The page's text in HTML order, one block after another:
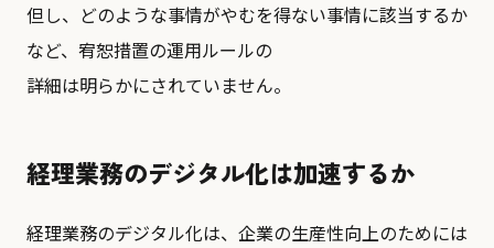
但し、どのような事情がやむを得ない事情に該当するか
など、宥恕措置の運用ルールの
詳細は明らかにされていません。
経理業務のデジタル化は加速するか
経理業務のデジタル化は、企業の生産性向上のためには